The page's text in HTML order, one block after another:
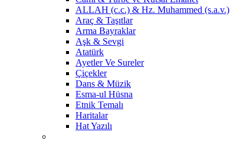
ALLAH (c.c.) & Hz. Muhammed (s.a.v.)
Araç & Taşıtlar
Arma Bayraklar
Aşk & Sevgi
Atatürk
Ayetler Ve Sureler
Çiçekler
Dans & Müzik
Esma-ul Hüsna
Etnik Temalı
Haritalar
Hat Yazılı